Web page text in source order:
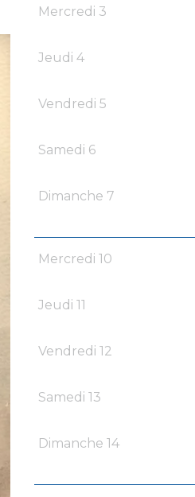
Mercredi 3
Jeudi 4
Vendredi 5
Samedi 6
Dimanche 7
Mercredi 10
Jeudi 11
Vendredi 12
Samedi 13
Dimanche 14